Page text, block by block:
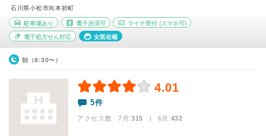
石川県小松市向本折町
駐車場あり 電子決済可 マイナ受付 (スマホ可)
電子処方せん対応 女医在籍
朝（8:30〜）
4.01
5件
アクセス数 7月:315 | 6月:432